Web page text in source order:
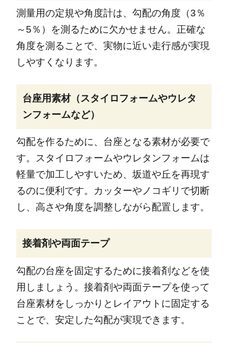
測量用の定規や角度計は、勾配の角度（3％
～5％）を測るために欠かせません。正確な
角度を測ることで、実物に近い走行感が実現
しやすくなります。
台座用素材（スタイロフォームやウレタ
ンフォームなど）
勾配を作るために、台座となる素材が必要で
す。スタイロフォームやウレタンフォームは
軽量で加工しやすいため、坂道や丘を再現す
るのに便利です。カッターやノコギリで切断
し、高さや角度を調整しながら配置します。
接着剤や両面テープ
勾配の台座を固定するために接着剤などを使
用しましょう。接着剤や両面テープを使って
台座素材をしっかりとレイアウトに固定する
ことで、安定した勾配が実現できます。